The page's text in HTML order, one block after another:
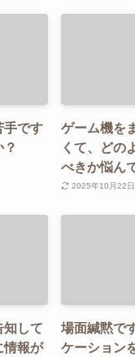
手です
ゲーム機を
くて、どの
べきか悩ん
2025年10月22日
知して
情報が
場面緘黙で
ケーション